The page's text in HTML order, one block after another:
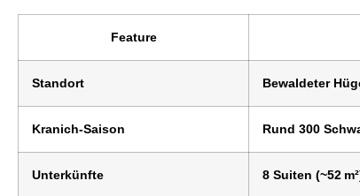
Feature
Standort Bewaldeter
Kranich‑Saison Rund 300
Unterkünfte 8 Suiten (~52